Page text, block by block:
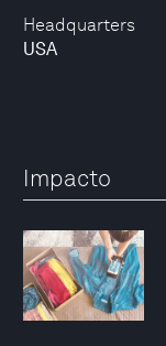
Headquarters
USA
Impacto